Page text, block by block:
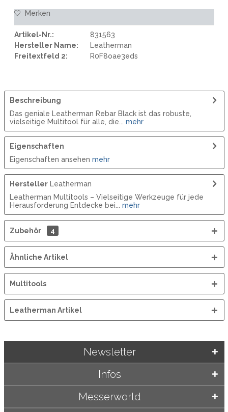
Merken
Artikel-Nr.:
831563
Hersteller Name:
Leatherman
Freitextfeld 2:
R0F8oae3eds
Beschreibung
Das geniale Leatherman Rebar Black ist das robuste,
vielseitige Multitool für alle, die...
mehr
Eigenschaften
Eigenschaften ansehen mehr
HerstellerLeatherman
Leatherman Multitools – Vielseitige Werkzeuge für jede
Herausforderung Entdecke bei...
mehr
Zubehör 4
Ähnliche Artikel
Multitools
Leatherman Artikel
Infos
Messerworld
Newsletter